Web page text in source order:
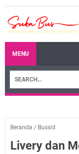
MENU
Beranda / Bussid
Livery dan